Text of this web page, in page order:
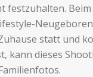
festzuhalten.
statt und
dieses